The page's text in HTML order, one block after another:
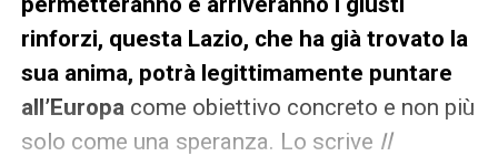
rinforzi, questa Lazio, che ha già trovato la
sua anima, potrà legittimamente puntare
all’Europa come obiettivo concreto e non più
solo come una speranza. Lo scrive Il